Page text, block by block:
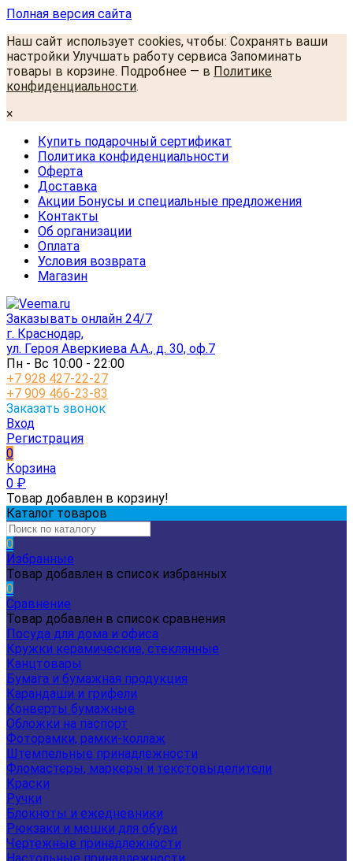
Полная версия сайта
Наш сайт использует cookies, чтобы: Сохранять ваши
настройки Улучшать работу сервиса Запоминать
товары в корзине. Подробнее — в Политике
конфиденциальности.
×
Купить подарочный сертификат
Политика конфиденциальности
Оферта
Доставка
Акции Бонусы и специальные предложения
Контакты
Об организации
Оплата
Условия возврата
Магазин
Заказывать онлайн 24/7
г. Краснодар,
ул. Героя Аверкиева А.А., д. 30, оф.7
Пн - Вс 10:00 - 22:00
+7 928 427-22-27
+7 909 466-23-83
Заказать звонок
Вход
Регистрация
0
Корзина
0 ₽
Товар добавлен в корзину!
Каталог товаров
0
Избранные
Товар добавлен в список избранных
0
Сравнение
Товар добавлен в список сравнения
Посуда для дома и офиса
Кружки керамические, стеклянные
Канцтовары
Бумага и бумажная продукция
Карандаши и грифели
Конверты бумажные
Обложки на паспорт
Фоторамки, рамки-коллаж
Штемпельные принадлежности
Фломастеры, маркеры и текстовыделители
Краски
Ручки
Блокноты и ежедневники
Рюкзаки и мешки для обуви
Чертежные принадлежности